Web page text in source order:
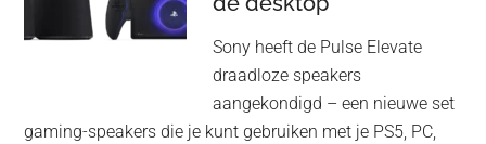
Sony heeft de Pulse Elevate
draadloze speakers
aangekondigd – een nieuwe set
gaming-speakers die je kunt gebruiken met je PS5, PC,